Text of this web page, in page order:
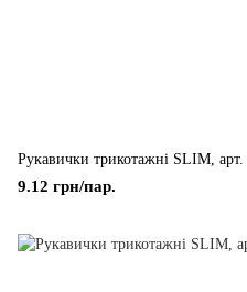
Рукавички трикотажні SLIM,
9.12 грн/пар.